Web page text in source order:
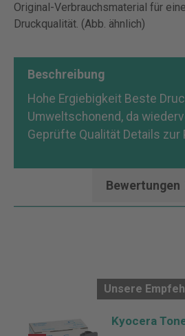
Original-Verbrauchsmaterial für
Druckqualität. (Abb. ähnlich)
Beschreibung
Hohe Ergiebigkeit Beste
Umweltschonend, da
Geprüfte Qualität Details
Bewertungen
Unsere
Kyocera